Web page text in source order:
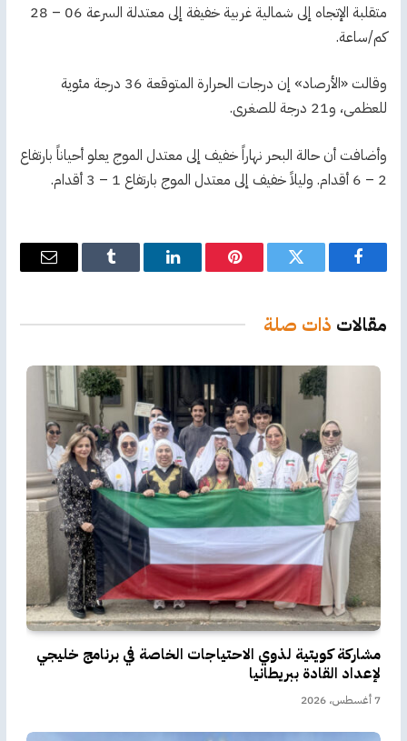
متقلبة الإتجاه إلى شمالية غربية خفيفة إلى معتدلة السرعة 06 – 28
كم/ساعة.
وقالت «الأرصاد» إن درجات الحرارة المتوقعة 36 درجة مئوية
للعظمى، و21 درجة للصغرى.
وأضافت أن حالة البحر نهاراً خفيف إلى معتدل الموج يعلو أحياناً بارتفاع
2 – 6 أقدام. وليلاً خفيف إلى معتدل الموج بارتفاع 1 – 3 أقدام.
فيسبوك تويتر بينتيريستلينكدإن Tumblr
البريد
مقالات ذات صلة
مشاركة كويتية لذوي الاحتياجات الخاصة في برنامج خليجي
لإعداد القادة ببريطانيا
7 أغسطس، 2026